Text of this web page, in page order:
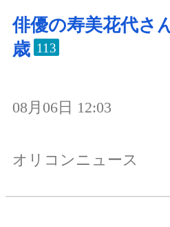
俳優の寿美花代さ
歳 113
08月06日 12:03
オリコンニュース